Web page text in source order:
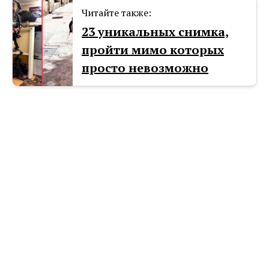
Читайте также:
23 уникальных снимка,
пройти мимо которых
просто невозможно